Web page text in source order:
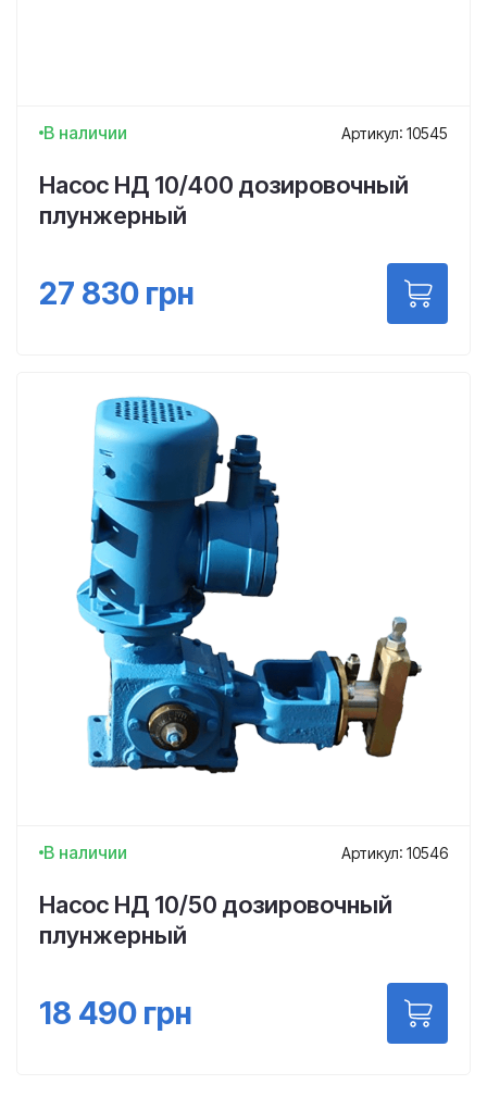
В наличии Артикул: 10545
Насос НД 10/400 дозировочный
плунжерный
27 830 грн
В наличии Артикул: 10546
Насос НД 10/50 дозировочный
плунжерный
18 490 грн